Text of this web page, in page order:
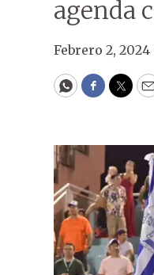
agenda
Febrero 2, 2024
WhatsApp